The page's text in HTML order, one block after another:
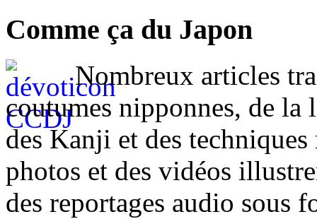
Comme ça du Japon
Nombreux articles
coutumes nipponnes, de la
des Kanji et des
photos et des vidéos
des reportages audio sous